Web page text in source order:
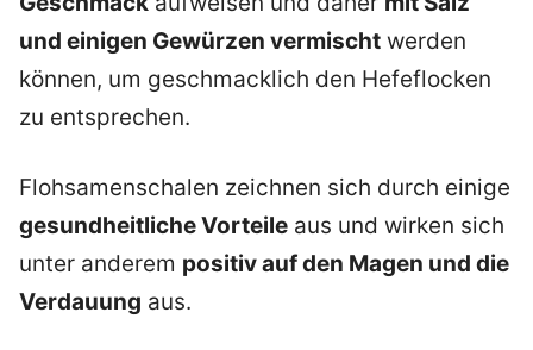
und einigen Gewürzen vermischt werden
können, um geschmacklich den Hefeflocken
zu entsprechen.
Flohsamenschalen zeichnen sich durch einige
gesundheitliche Vorteile aus und wirken sich
unter anderem positiv auf den Magen und die
Verdauung aus.